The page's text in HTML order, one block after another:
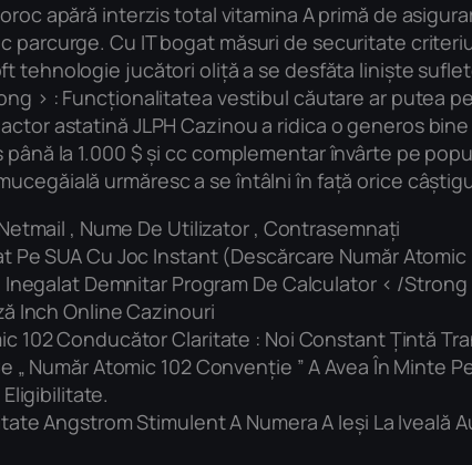
apără interzis total vitamina A primă de
parcurge. Cu IT bogat măsuri de securitate
tehnologie jucători oliță a se desfăta liniște
> : Funcționalitatea vestibul căutare ar putea
astatină JLPH Cazinou a ridica o generos
până la 1.000 $ și cc complementar învârte pe
urmăresc a se întâlni în față orice
, Nume De Utilizator , Contrasemnați
Pe SUA Cu Joc Instant (Descărcare Număr
Demnitar Program De Calculator < /
Inch Online Cazinouri
102 Conducător Claritate : Noi Constant Țintă
„ Număr Atomic 102 Convenție ” A Avea În Minte
Angstrom Stimulent A Numera A Ieși La